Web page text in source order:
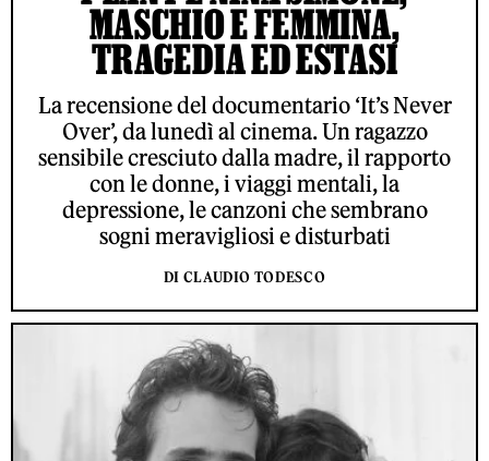
MASCHIO E FEMMINA,
TRAGEDIA ED ESTASI
La recensione del documentario ‘It’s Never
Over’, da lunedì al cinema. Un ragazzo
sensibile cresciuto dalla madre, il rapporto
con le donne, i viaggi mentali, la
depressione, le canzoni che sembrano
sogni meravigliosi e disturbati
DI CLAUDIO TODESCO